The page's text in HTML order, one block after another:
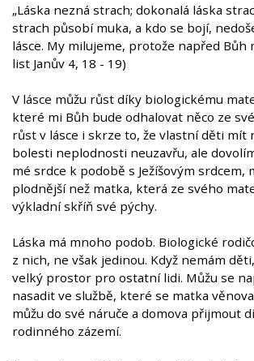
„Láska nezná strach; dokonalá láska
strach působí muka, a kdo se bojí,
lásce. My milujeme, protože napřed Bůh
list Janův 4, 18 - 19)
V lásce můžu růst díky biologickému
které mi Bůh bude odhalovat něco ze
růst v lásce i skrze to, že vlastní děti mít
bolesti neplodnosti neuzavřu, ale
mé srdce k podobě s Ježíšovým srdcem,
plodnější než matka, která ze svého
výkladní skříň své pýchy.
Láska má mnoho podob. Biologické
z nich, ne však jedinou. Když nemám
velký prostor pro ostatní lidi. Můžu se
nasadit ve službě, které se matka
můžu do své náruče a domova přijmout
rodinného zázemí.